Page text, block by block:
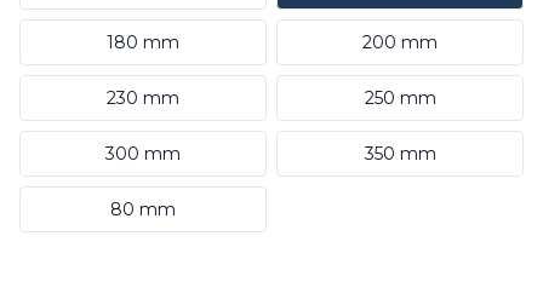
180 mm 200 mm
230 mm 250 mm
300 mm 350 mm
80 mm